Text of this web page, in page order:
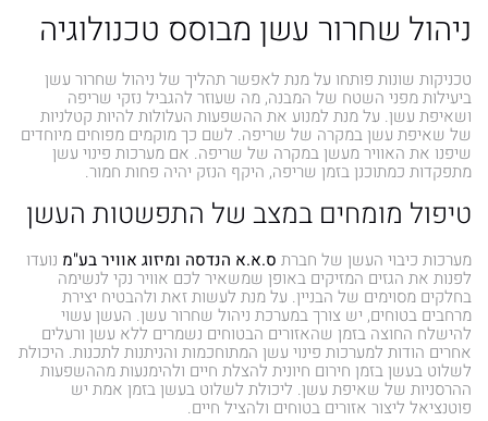
ניהול שחרור עשן מבוסס טכנולוגיה
טכניקות שונות פותחו על מנת לאפשר תהליך של ניהול שחרור עשן
ביעילות מפני השטח של המבנה, מה שעוזר להגביל נזקי שריפה
ושאיפת עשן. על מנת למנוע את ההשפעות העלולות להיות קטלניות
של שאיפת עשן במקרה של שריפה. לשם כך מוקמים מפוחים מיוחדים
שיפנו את האוויר מעשן במקרה של שריפה. אם מערכות פינוי עשן
מתפקדות כמתוכנן בזמן שריפה, היקף הנזק יהיה פחות חמור.
טיפול מומחים במצב של התפשטות העשן
מערכות כיבוי העשן של חברת ס.א.א הנדסה ומיזוג אוויר בע"מ נועדו
לפנות את הגזים המזיקים באופן שמשאיר לכם אוויר נקי לנשימה
בחלקים מסוימים של הבניין. על מנת לעשות זאת ולהבטיח יצירת
מרחבים בטוחים, יש צורך במערכת ניהול שחרור עשן. העשן עשוי
להישלח החוצה בזמן שהאזורים הבטוחים נשמרים ללא עשן ורעלים
אחרים הודות למערכות פינוי עשן המתוחכמות והניתנות לתכנות. היכולת
לשלוט בעשן בזמן חירום חיונית להצלת חיים ולהימנעות מההשפעות
ההרסניות של שאיפת עשן. ליכולת לשלוט בעשן בזמן אמת יש
פוטנציאל ליצור אזורים בטוחים ולהציל חיים.